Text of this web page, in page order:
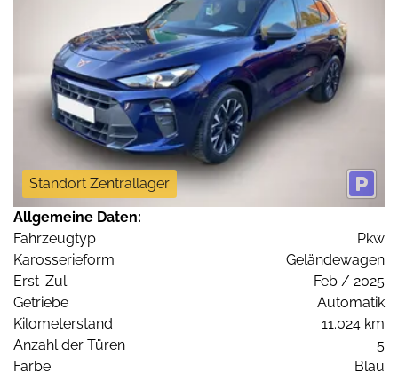
Standort Zentrallager
Allgemeine Daten:
Fahrzeugtyp
Pkw
Karosserieform
Geländewagen
Erst-Zul.
Feb / 2025
Getriebe
Automatik
Kilometerstand
11.024 km
Anzahl der Türen
5
Farbe
Blau